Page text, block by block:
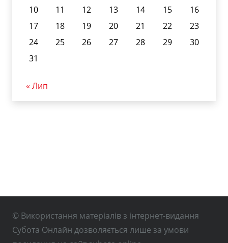
10
11 12 13 14 15
16
17
18 19 20 21 22
23
24
25 26 27 28 29
30
31
« Лип
© Використання матеріалів з інтернет-видання
Субота Онлайн дозволяється лише за умови